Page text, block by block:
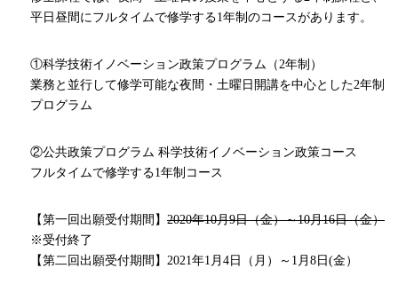
平日昼間にフルタイムで修学する1年制のコースがあります。
①科学技術イノベーション政策プログラム（2年制）
業務と並行して修学可能な夜間・土曜日開講を中心とした2年制
プログラム
②公共政策プログラム 科学技術イノベーション政策コース
フルタイムで修学する1年制コース
【第一回出願受付期間】 2020年10月9日（金）～10月16日（金）
※受付終了
【第二回出願受付期間】 2021年1 月 4 日（月）～ 1 月 8 日 (金）